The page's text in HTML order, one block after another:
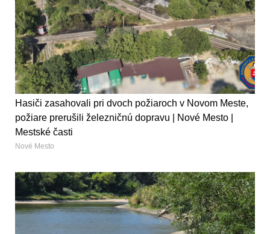
Hasiči zasahovali pri dvoch požiaroch v Novom Meste,
požiare prerušili železničnú dopravu | Nové Mesto |
Mestské časti
Nové Mesto